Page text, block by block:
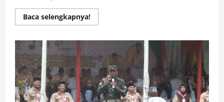
Baca selengkapnya!Read
more
Kantor
BPKAD